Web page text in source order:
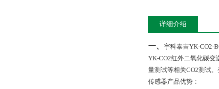
详细介绍
一、 宇科泰吉YK-CO2-
YK-CO2红外二氧化碳变
量测试等相关CO2测试
传感器产品优势：